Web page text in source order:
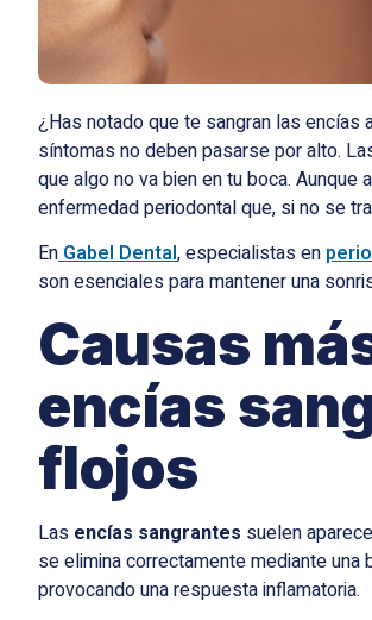
¿Has notado que te sangran las
síntomas no deben pasarse por alto.
que algo no va bien en tu boca.
enfermedad periodontal que, si no se
EnGabel Dental, especialistas en
son esenciales para mantener una
Causas
encías
flojos
Las encías sangrantes suelen
se elimina correctamente mediante
provocando una respuesta inflamatoria.